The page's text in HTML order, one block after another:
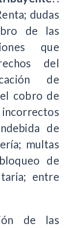
dudas
de las
que
del
de
cobro de
de
multas
de
entre
de las